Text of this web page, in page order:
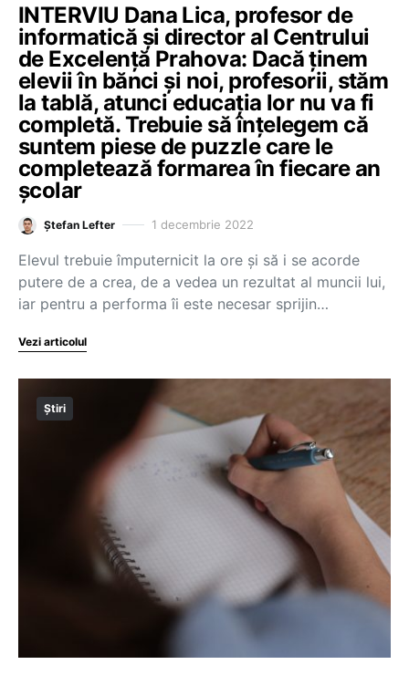
INTERVIU Dana Lica, profesor de
informatică și director al Centrului
de Excelență Prahova: Dacă ținem
elevii în bănci și noi, profesorii, stăm
la tablă, atunci educația lor nu va fi
completă. Trebuie să înțelegem că
suntem piese de puzzle care le
completează formarea în fiecare an
școlar
Ștefan Lefter 1 decembrie 2022
Elevul trebuie împuternicit la ore și să i se acorde
putere de a crea, de a vedea un rezultat al muncii lui,
iar pentru a performa îi este necesar sprijin…
Vezi articolul
Știri